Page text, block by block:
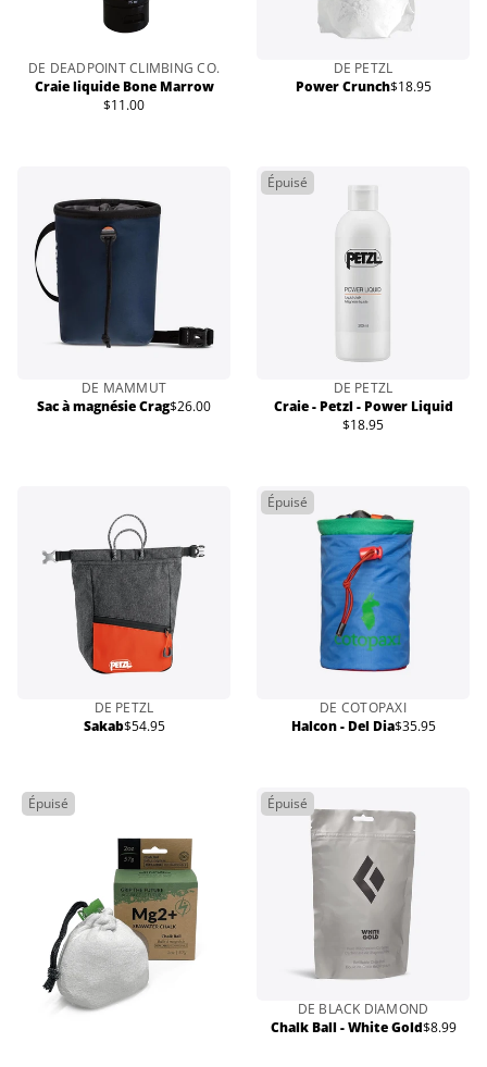
DE DEADPOINT CLIMBING CO.
Craie liquide Bone Marrow
Prix
$11.00
DE PETZL
Power CrunchPrix
$18.95
DE MAMMUT
Sac à magnésie CragPrix
$26.00
Épuisé
DE PETZL
Craie - Petzl - Power Liquid
Prix
$18.95
DE PETZL
SakabPrix
$54.95
Épuisé
DE COTOPAXI
Halcon - Del DiaPrix
$35.95
Épuisé Épuisé
DE BLACK DIAMOND
Chalk Ball - White GoldPrix
$8.99